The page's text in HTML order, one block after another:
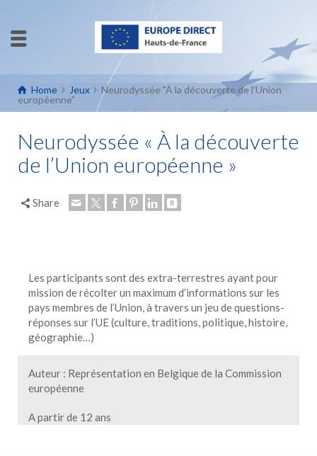
Home Jeux
Neurodyssée "À la découverte de l’Union
européenne"
Neurodyssée « À la découverte
de l’Union européenne »
Share
Les participants sont des extra-terrestres ayant pour
mission de récolter un maximum d’informations sur les
pays membres de l’Union, à travers un jeu de questions-
réponses sur l’UE (culture, traditions, politique, histoire,
géographie…)
Auteur : Représentation en Belgique de la Commission
européenne
A partir de 12 ans